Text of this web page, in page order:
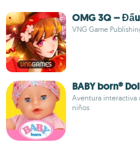
OMG 3Q –
VNG Game
BABY born®
Aventura interactiva
niños